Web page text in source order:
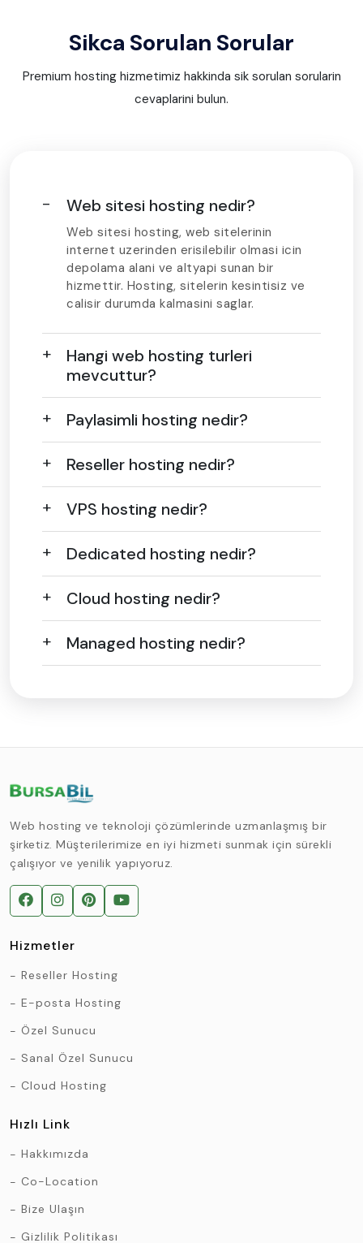
Sikca Sorulan Sorular
Premium hosting hizmetimiz hakkinda sik sorulan sorularin
cevaplarini bulun.
Web sitesi hosting nedir?
Web sitesi hosting, web sitelerinin
internet uzerinden erisilebilir olmasi icin
depolama alani ve altyapi sunan bir
hizmettir. Hosting, sitelerin kesintisiz ve
calisir durumda kalmasini saglar.
Hangi web hosting turleri
mevcuttur?
Paylasimli hosting nedir?
Reseller hosting nedir?
VPS hosting nedir?
Dedicated hosting nedir?
Cloud hosting nedir?
Managed hosting nedir?
Web hosting ve teknoloji çözümlerinde uzmanlaşmış bir
şirketiz. Müşterilerimize en iyi hizmeti sunmak için sürekli
çalışıyor ve yenilik yapıyoruz.
Hizmetler
Reseller Hosting
E-posta Hosting
Özel Sunucu
Sanal Özel Sunucu
Cloud Hosting
Hızlı Link
Hakkımızda
Co-Location
Bize Ulaşın
Gizlilik Politikası